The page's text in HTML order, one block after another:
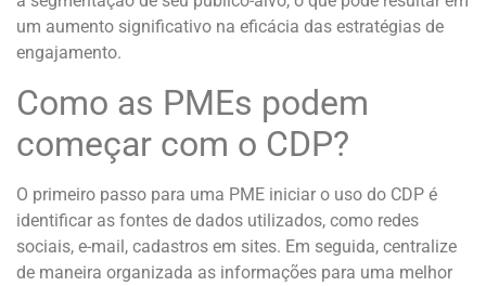
um aumento significativo na eficácia das estratégias de
engajamento.
Como as PMEs podem
começar com o CDP?
O primeiro passo para uma PME iniciar o uso do CDP é
identificar as fontes de dados utilizados, como redes
sociais, e-mail, cadastros em sites. Em seguida, centralize
de maneira organizada as informações para uma melhor